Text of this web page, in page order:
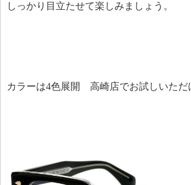
しっかり目立たせて楽しみましょう。
カラーは4色展開 高崎店でお試しいただ